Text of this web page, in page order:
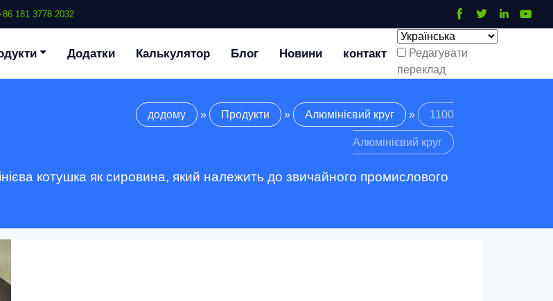
181 3778 2032
Додатки Калькулятор Блог Новини контакт
Редагувати
переклад
додому » Продукти » Алюмінієвий круг » 1100
Алюмінієвий круг
котушка як сировина, який належить до звичайного промислового